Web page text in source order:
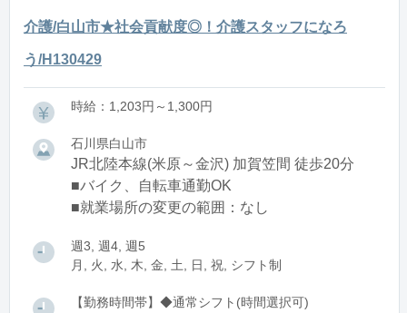
介護/白山市★社会貢献度◎！介護スタッフになろ
う/H130429
時給：1,203円～1,300円
石川県白山市
JR北陸本線(米原～金沢) 加賀笠間 徒歩20分
■バイク、自転車通勤OK
■就業場所の変更の範囲：なし
週3, 週4, 週5
月, 火, 水, 木, 金, 土, 日, 祝, シフト制
【勤務時間帯】◆通常シフト(時間選択可)